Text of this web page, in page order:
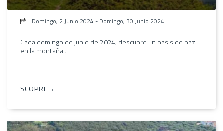
Domingo, 2 Junio 2024 - Domingo, 30 Junio 2024
Cada domingo de junio de 2024, descubre un oasis de paz
en la montaña...
SCOPRI →